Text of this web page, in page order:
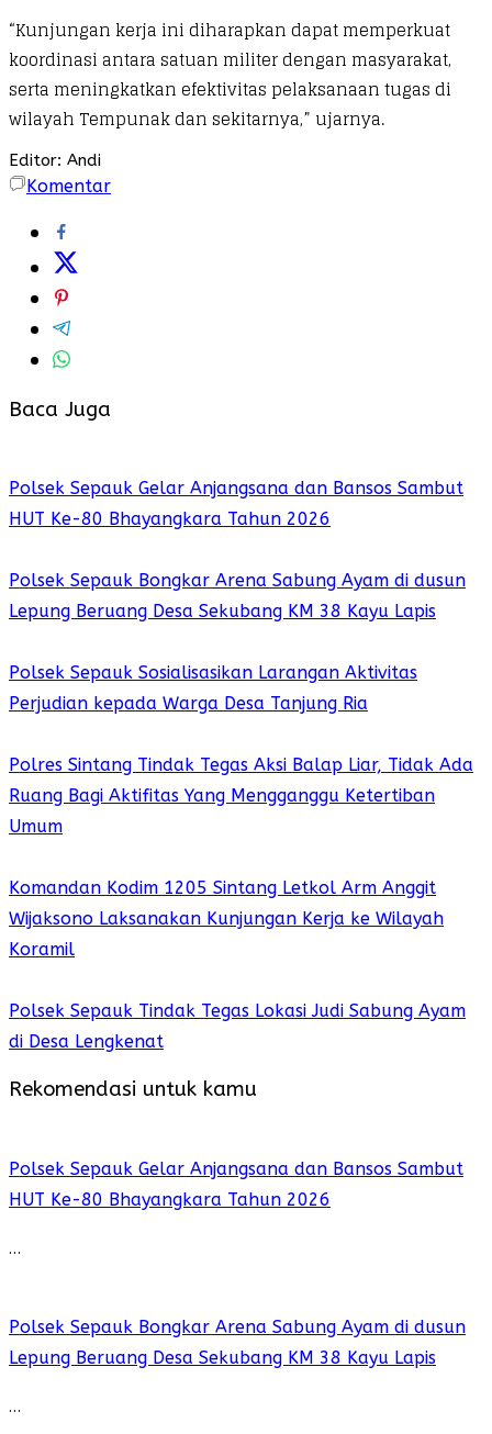
“Kunjungan kerja ini diharapkan dapat memperkuat
koordinasi antara satuan militer dengan masyarakat,
serta meningkatkan efektivitas pelaksanaan tugas di
wilayah Tempunak dan sekitarnya,” ujarnya.
Editor: Andi
Komentar
Baca Juga
Polsek Sepauk Gelar Anjangsana dan Bansos Sambut
HUT Ke-80 Bhayangkara Tahun 2026
Polsek Sepauk Bongkar Arena Sabung Ayam di dusun
Lepung Beruang Desa Sekubang KM 38 Kayu Lapis
Polsek Sepauk Sosialisasikan Larangan Aktivitas
Perjudian kepada Warga Desa Tanjung Ria
Polres Sintang Tindak Tegas Aksi Balap Liar, Tidak Ada
Ruang Bagi Aktifitas Yang Mengganggu Ketertiban
Umum
Komandan Kodim 1205 Sintang Letkol Arm Anggit
Wijaksono Laksanakan Kunjungan Kerja ke Wilayah
Koramil
Polsek Sepauk Tindak Tegas Lokasi Judi Sabung Ayam
di Desa Lengkenat
Rekomendasi untuk kamu
Polsek Sepauk Gelar Anjangsana dan Bansos Sambut
HUT Ke-80 Bhayangkara Tahun 2026
…
Polsek Sepauk Bongkar Arena Sabung Ayam di dusun
Lepung Beruang Desa Sekubang KM 38 Kayu Lapis
…